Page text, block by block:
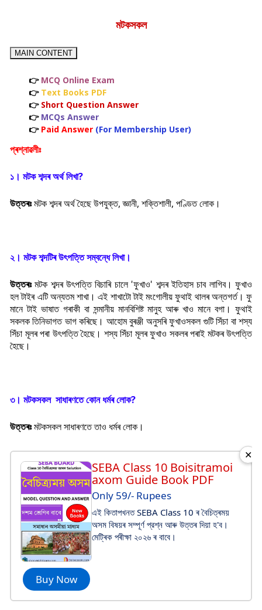
মটকসকল
MAIN CONTENT
👉 MCQ Online Exam
👉 Text Books PDF
👉 Short Question Answer
👉 MCQs Answer
👉 Paid Answer (For Membership User)
প্ৰশ্নাৱলীঃ
১। মটক শব্দৰ অৰ্থ লিখা?
উত্তৰঃমটক শব্দৰ অৰ্থ হৈছে উপযুক্ত, জ্ঞানী, শক্তিশালী, পণ্ডিত লোক।
২। মটক শব্দটিৰ উৎপত্তি সম্বন্ধে লিখা।
উত্তৰঃমটক শব্দৰ উৎপত্তি বিচাৰি চালে 'ফুখাও' শব্দৰ ইতিহাস চাব লাগিব। ফুখাও
হল টাইৰ এটি অন্যতম শাখা। এই শাখাটো টাই মংগোলীয় ফুথাই থালৰ অন্তগৰ্ত। ফু
মানে টাই ভাষাত গৰাকী বা সন্মানীয় মানবিশিষ্ট মানুহ আৰু খাও মানে বগা। ফুথাই
সকলক তিনিভাগত ভাগ কৰিছে। আহোম বুৰঞ্জী অনুসৰি ফুখাওসকল গুটি সিঁচা বা শস্য
সিঁচা মূলৰ পৰা উৎপত্তি হৈছে। শস্য সিঁচা মূলৰ ফুখাও সকলৰ পৰাই মটকৰ উৎপত্তি
হৈছে।
৩। মটকসকল সাধাৰণতে কোন ধৰ্মৰ লোক?
উত্তৰঃমটকসকল সাধাৰণতে তাও ধৰ্মৰ লোক।
Buy Now
SEBA Class 10 Boisitramoi
axom Guide Book PDF
Only 59/- Rupees
এই কিতাপখনত SEBA Class 10 ৰ বৈচিত্ৰময়
অসম বিষয়ৰ সম্পূর্ণ প্রশ্ন আৰু উত্তৰ দিয়া হ'ব।
মেট্ৰিক পৰীক্ষা ২০২৬ ৰ বাবে।
✕